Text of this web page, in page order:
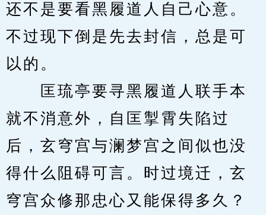
还不是要看黑履道人自己心意。
不过现下倒是先去封信，总是可
以的。
匡琉亭要寻黑履道人联手本
就不消意外，自匡掣霄失陷过
后，玄穹宫与澜梦宫之间似也没
得什么阻碍可言。时过境迁，玄
穹宫众修那忠心又能保得多久？